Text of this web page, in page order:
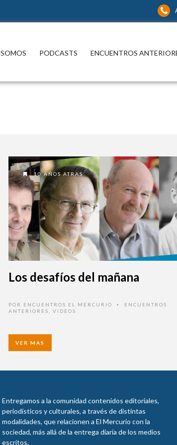
SOMOS PODCASTS ENCUENTROS
10 AÑOS ATRAS
Los desafíos del mañana
POR ENCUENTROS EL MERCURIO •
ENCUENTROS
ANTERIORES
VIDEOS
VER MAS
Entregamos a la comunidad contenidos editoriales,
periodísticos y culturales, a través de distintas
modalidades, que relacionen a El Mercurio con la
sociedad, más allá de la entrega diaria de los medios
escritos.